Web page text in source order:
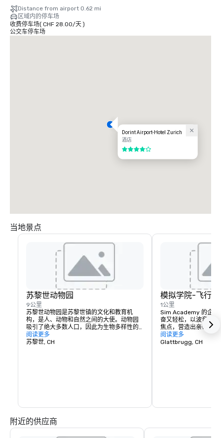
12 号电车。在第二站 “Unterriet” 处退出。我们距离那个车站大约有五分钟的
步行路程。
乘坐机场班车从机场出发：
在 1 号和 2 号航站楼之间的机场，您可以乘坐我们的班车服务。行程大约需要
Distance from airport 0.62 mi
区域内的停车场
收费停车场( CHF 28.00/天)
公交车停车场
Dorint Airport-Hotel Zurich
酒店
4/5
当地景点
苏黎世动物园
9公里
苏黎世动物园是苏黎世镇的文化和教育机
构，是人、动物和自然之间的大使。动物园
吸引了绝大多数人口，因此为生物多样性的
可持续保护做出了贡献。苏黎世动物园的所
有活动都以创新的商业和科学管理以及面向
阅读更多
苏黎世, CH
模拟学院-飞行
1公里
Sim Academy 的企业
奋又轻松，以波音 777
焦点，营造出亲密的
飞行，而其他人则可
椅上观看，或者在我
阅读更多
Glattbrugg, CH
附近的供应商